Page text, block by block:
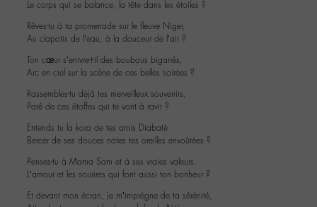
Le corps qui se balance, la tête dans les étoiles ?
Rêves-tu à ta promenade sur le fleuve Niger,
Au clapotis de l’eau, à la douceur de l’air ?
Ton cœur s’enivre-t-il des boubous bigarrés,
Arc en ciel sur la scène de ces belles soirées ?
Rassembles-tu déjà tes merveilleux souvenirs,
Paré de ces étoffes qui te vont à ravir ?
Entends tu la kora de tes amis Diabaté
Bercer de ses douces notes tes oreilles envoûtées ?
Penses-tu à Mama Sam et à ses vraies valeurs,
L’amour et les sourires qui font aussi ton bonheur ?
Et devant mon écran, je m’imprègne de ta sérénité,